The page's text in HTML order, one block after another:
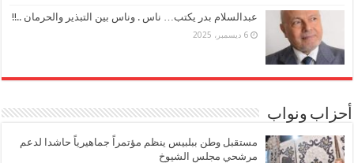
عبدالسلام بدر يكتب… ناس . وناس بين التبذير والحرمان ..!!
6 ديسمبر، 2025
أحزاب ونواب
مستقبل وطن ببلبيس ينظم مؤتمراً جماهيرياً حاشدا لدعم
مرشحي مجلس الشيوخ